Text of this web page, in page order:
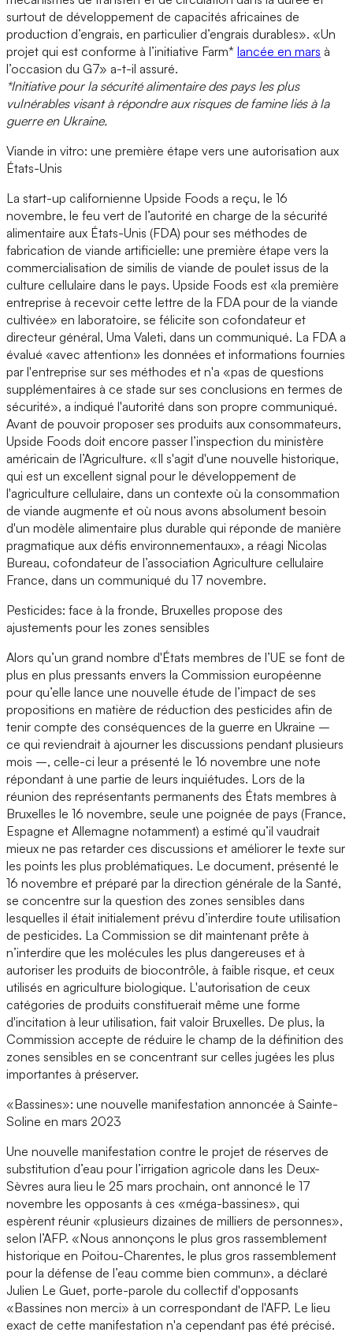
surtout de développement de capacités africaines de
production d’engrais, en particulier d’engrais durables». «Un
projet qui est conforme à l’initiative Farm* lancée en mars à
l’occasion du G7» a-t-il assuré.
*Initiative pour la sécurité alimentaire des pays les plus
vulnérables visant à répondre aux risques de famine liés à la
guerre en Ukraine.
Viande in vitro: une première étape vers une autorisation aux
États-Unis
La start-up californienne Upside Foods a reçu, le 16
novembre, le feu vert de l’autorité en charge de la sécurité
alimentaire aux États-Unis (FDA) pour ses méthodes de
fabrication de viande artificielle: une première étape vers la
commercialisation de similis de viande de poulet issus de la
culture cellulaire dans le pays. Upside Foods est «la première
entreprise à recevoir cette lettre de la FDA pour de la viande
cultivée» en laboratoire, se félicite son cofondateur et
directeur général, Uma Valeti, dans un communiqué. La FDA a
évalué «avec attention» les données et informations fournies
par l'entreprise sur ses méthodes et n'a «pas de questions
supplémentaires à ce stade sur ses conclusions en termes de
sécurité», a indiqué l'autorité dans son propre communiqué.
Avant de pouvoir proposer ses produits aux consommateurs,
Upside Foods doit encore passer l’inspection du ministère
américain de l’Agriculture. «Il s'agit d'une nouvelle historique,
qui est un excellent signal pour le développement de
l'agriculture cellulaire, dans un contexte où la consommation
de viande augmente et où nous avons absolument besoin
d'un modèle alimentaire plus durable qui réponde de manière
pragmatique aux défis environnementaux», a réagi Nicolas
Bureau, cofondateur de l’association Agriculture cellulaire
France, dans un communiqué du 17 novembre.
Pesticides: face à la fronde, Bruxelles propose des
ajustements pour les zones sensibles
Alors qu’un grand nombre d'États membres de l’UE se font de
plus en plus pressants envers la Commission européenne
pour qu’elle lance une nouvelle étude de l’impact de ses
propositions en matière de réduction des pesticides afin de
tenir compte des conséquences de la guerre en Ukraine –
ce qui reviendrait à ajourner les discussions pendant plusieurs
mois –, celle-ci leur a présenté le 16 novembre une note
répondant à une partie de leurs inquiétudes. Lors de la
réunion des représentants permanents des États membres à
Bruxelles le 16 novembre, seule une poignée de pays (France,
Espagne et Allemagne notamment) a estimé qu’il vaudrait
mieux ne pas retarder ces discussions et améliorer le texte sur
les points les plus problématiques. Le document, présenté le
16 novembre et préparé par la direction générale de la Santé,
se concentre sur la question des zones sensibles dans
lesquelles il était initialement prévu d’interdire toute utilisation
de pesticides. La Commission se dit maintenant prête à
n’interdire que les molécules les plus dangereuses et à
autoriser les produits de biocontrôle, à faible risque, et ceux
utilisés en agriculture biologique. L'autorisation de ceux
catégories de produits constituerait même une forme
d'incitation à leur utilisation, fait valoir Bruxelles. De plus, la
Commission accepte de réduire le champ de la définition des
zones sensibles en se concentrant sur celles jugées les plus
importantes à préserver.
«Bassines»: une nouvelle manifestation annoncée à Sainte-
Soline en mars 2023
Une nouvelle manifestation contre le projet de réserves de
substitution d’eau pour l’irrigation agricole dans les Deux-
Sèvres aura lieu le 25 mars prochain, ont annoncé le 17
novembre les opposants à ces «méga-bassines», qui
espèrent réunir «plusieurs dizaines de milliers de personnes»,
selon l’AFP. «Nous annonçons le plus gros rassemblement
historique en Poitou-Charentes, le plus gros rassemblement
pour la défense de l’eau comme bien commun», a déclaré
Julien Le Guet, porte-parole du collectif d'opposants
«Bassines non merci» à un correspondant de l'AFP. Le lieu
exact de cette manifestation n'a cependant pas été précisé.